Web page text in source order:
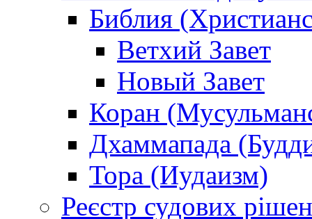
Библия
Ветхий Завет
Новый Завет
Коран
Дхаммапада
Тора (Иудаизм)
Реєстр судових